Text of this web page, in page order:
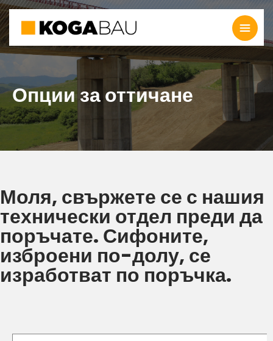
Опции за оттичане
Моля, свържете се с нашия
технически отдел преди да
поръчате. Сифоните,
изброени по-долу, се
изработват по поръчка.